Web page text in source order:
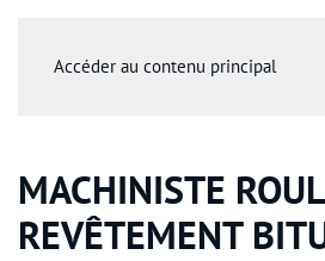
Accéder au contenu principal
MACHINISTE
REVÊTEMENT